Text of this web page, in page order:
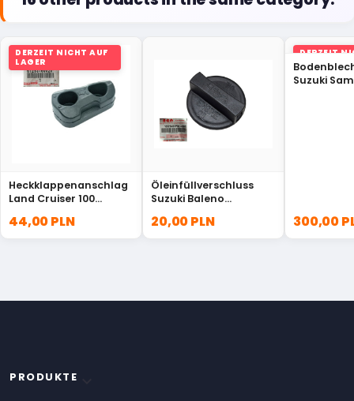
DERZEIT NICHT AUF
LAGER
Heckklappenanschlag
Land Cruiser 100
44,00 PLN
Öleinfüllverschluss
Suzuki Baleno
20,00 PLN
DERZEIT
LAGER
Suzuki
300,00
PRODUKTE